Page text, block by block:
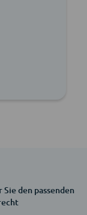
den passenden